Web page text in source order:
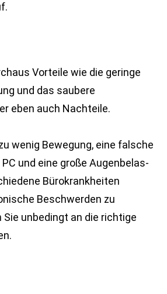
Vorteile wie die geringe
und das saubere
eben auch Nachteile.
wenig Bewegung, eine falsche
und eine große Augenbelas-
Bürokrankheiten
Beschwerden zu
Sie unbedingt an die richtige